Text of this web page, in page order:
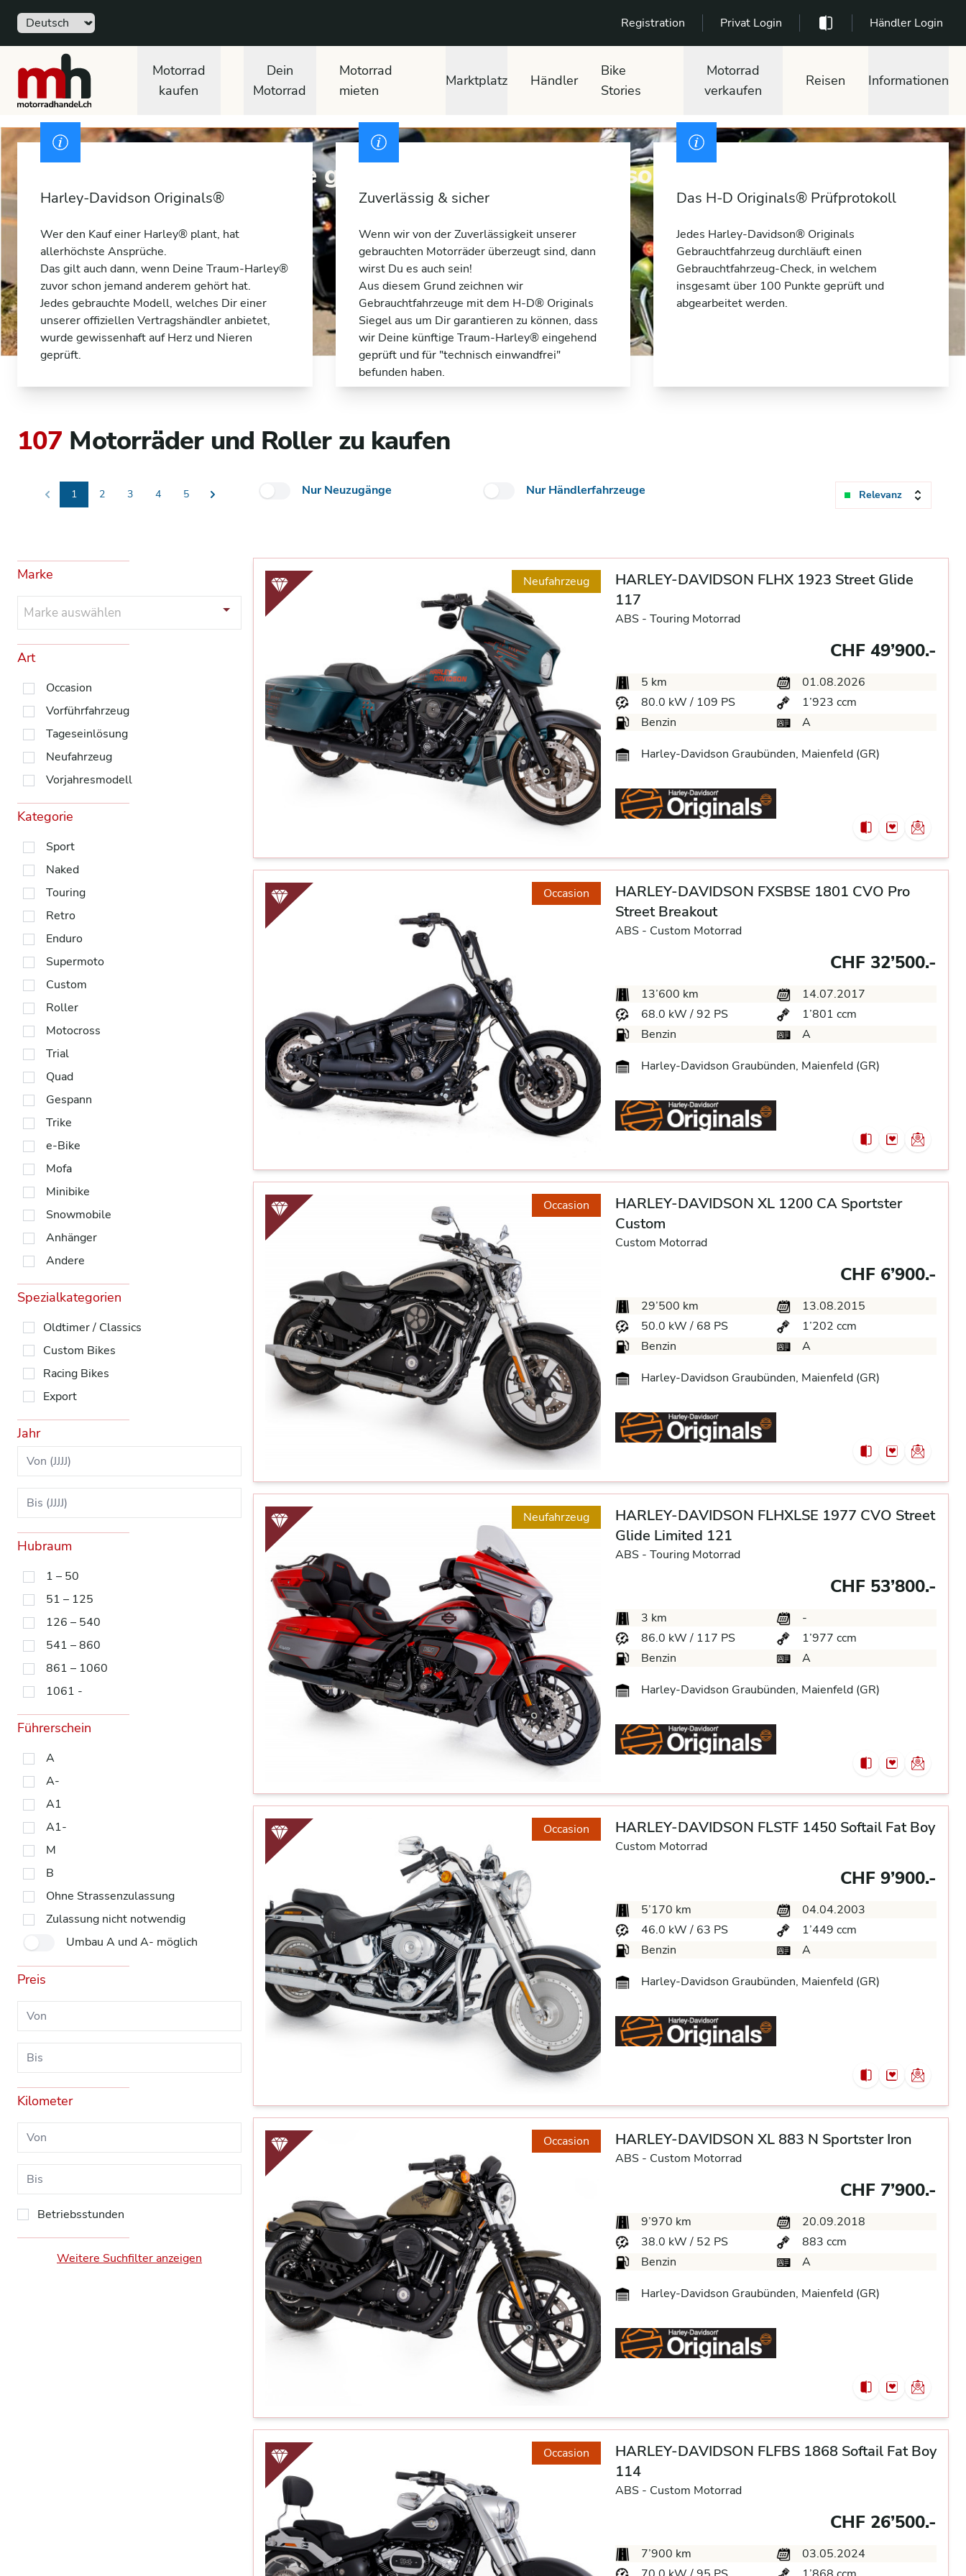
Sprache Registration Privat Login Händler Login
motorradhandel.ch
Motorrad
kaufen
Dein
Motorrad
Motorrad
mieten
Marktplatz Händler
Bike
Stories
Motorrad
verkaufen
Reisen Informationen
Mit gutem Gewissen eine gebrauchte Harley-Davidson® kaufen
Ausweis
Harley-Davidson Originals®
Wer den Kauf einer Harley® plant, hat
allerhöchste Ansprüche.
Das gilt auch dann, wenn Deine Traum-Harley®
zuvor schon jemand anderem gehört hat.
Jedes gebrauchte Modell, welches Dir einer
unserer offiziellen Vertragshändler anbietet,
wurde gewissenhaft auf Herz und Nieren
geprüft.
Zuverlässig & sicher
Wenn wir von der Zuverlässigkeit unserer
gebrauchten Motorräder überzeugt sind, dann
wirst Du es auch sein!
Aus diesem Grund zeichnen wir
Gebrauchtfahrzeuge mit dem H-D® Originals
Siegel aus um Dir garantieren zu können, dass
wir Deine künftige Traum-Harley® eingehend
geprüft und für "technisch einwandfrei"
befunden haben.
Das H-D Originals® Prüfprotokoll
Jedes Harley-Davidson® Originals
Gebrauchtfahrzeug durchläuft einen
Gebrauchtfahrzeug-Check, in welchem
insgesamt über 100 Punkte geprüft und
abgearbeitet werden.
107 Motorräder und Roller zu kaufen
Previous
1 2 3 4 5 Next
Nur Neuzugänge Nur Händlerfahrzeuge Relevanz
Marke
Marke auswählen
Art
Occasion
Vorführfahrzeug
Tageseinlösung
Neufahrzeug
Vorjahresmodell
Kategorie
Sport
Naked
Touring
Retro
Enduro
Supermoto
Custom
Roller
Motocross
Trial
Quad
Gespann
Trike
e-Bike
Mofa
Minibike
Snowmobile
Anhänger
Andere
Spezialkategorien
Oldtimer / Classics
Custom Bikes
Racing Bikes
Export
Jahr
Hubraum
1 – 50
51 – 125
126 – 540
541 – 860
861 – 1060
1061 -
Führerschein
A
A-
A1
A1-
M
B
Ohne Strassenzulassung
Zulassung nicht notwendig
Umbau A und A- möglich
Preis
Kilometer
Betriebsstunden
Weitere Suchfilter anzeigen
Neufahrzeug
HARLEY-DAVIDSON FLHX 1923 Street Glide
117
ABS - Touring Motorrad
CHF 49’900.-
5 km
01.08.2026
80.0 kW / 109 PS
1’923 ccm
Benzin
A
Harley-Davidson Graubünden, Maienfeld (GR)
Occasion
HARLEY-DAVIDSON FXSBSE 1801 CVO Pro
Street Breakout
ABS - Custom Motorrad
CHF 32’500.-
13’600 km
14.07.2017
68.0 kW / 92 PS
1’801 ccm
Benzin
A
Harley-Davidson Graubünden, Maienfeld (GR)
Occasion
HARLEY-DAVIDSON XL 1200 CA Sportster
Custom
Custom Motorrad
CHF 6’900.-
29’500 km
13.08.2015
50.0 kW / 68 PS
1’202 ccm
Benzin
A
Harley-Davidson Graubünden, Maienfeld (GR)
Neufahrzeug
HARLEY-DAVIDSON FLHXLSE 1977 CVO Street
Glide Limited 121
ABS - Touring Motorrad
CHF 53’800.-
3 km
-
86.0 kW / 117 PS
1’977 ccm
Benzin
A
Harley-Davidson Graubünden, Maienfeld (GR)
Occasion HARLEY-DAVIDSON FLSTF 1450 Softail Fat Boy
Custom Motorrad
CHF 9’900.-
5’170 km
04.04.2003
46.0 kW / 63 PS
1’449 ccm
Benzin
A
Harley-Davidson Graubünden, Maienfeld (GR)
Occasion HARLEY-DAVIDSON XL 883 N Sportster Iron
ABS - Custom Motorrad
CHF 7’900.-
9’970 km
20.09.2018
38.0 kW / 52 PS
883 ccm
Benzin
A
Harley-Davidson Graubünden, Maienfeld (GR)
Occasion
HARLEY-DAVIDSON FLFBS 1868 Softail Fat Boy
114
ABS - Custom Motorrad
CHF 26’500.-
7’900 km
03.05.2024